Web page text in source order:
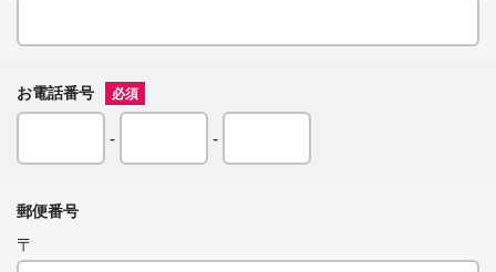
お電話番号 必須
- -
郵便番号
〒